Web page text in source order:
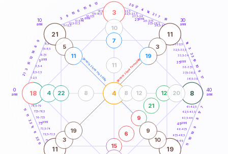
generazione maschile generazione femminile
0
anni
10
anni
30
anni
40
anni
1-2,5
2,5-3,5
3,5-4
6-7,5
7,5-8,5
8,5-9
11-12,5
12,5-13,5
13,5-14
16-17,5
17,5-18,5
18,5-19
21-22,5
22,5-23,5
23,5-24
26-27,5
27,5-28,5
28,5-29
31-32,5
32,5-33,5
33,5-34
36-37,5
37,5-38,5
38,5-39
41-42,5
42,5-43,5
43,5-44
46-47,5
47,5-48,5
48,5-49
71-72,5
72,5-73,5
73,5-74
76-77,5
77,5-78,5
78,5-79
21
3
15
12
18
6
9
3
9
15
6
15 9
12 20 17
4
14
21 7
18
14
3
22
19
10
9
17
7
17
8
9
19
10
11
6
22
6
11
22
11
11
18
3
8
4
21 11
11 19
15
6
9
21
12
4
10
20
22
7
8 12
8
11
5
11
3
19
3
19
10
9
5anni
15 anni 25anni
35anni
45anni
75anni